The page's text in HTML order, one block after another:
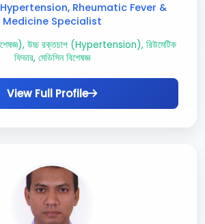
Rheumatic Fever &
Medicine Specialist
উচ্চ রক্তচাপ (Hypertension), রিউমেটিক
ফিভার, মেডিসিন বিশেষজ্ঞ
View Full Profile